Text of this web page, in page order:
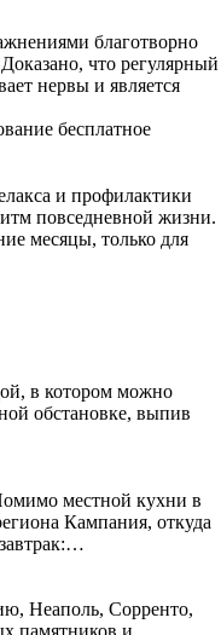
благотворно
что регулярный
нервы и является
бесплатное
и профилактики
повседневной жизни.
месяцы, только для
в котором можно
обстановке, выпив
местной кухни в
Кампания, откуда
Неаполь, Сорренто,
памятников и